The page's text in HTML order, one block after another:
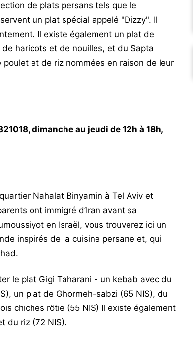
de plats persans tels que le
un plat spécial appelé "Dizzy". Il
Il existe également un plat de
haricots et de nouilles, et du Sapta
et de riz nommées en raison de leur
dimanche au jeudi de 12h à 18h,
Nahalat Binyamin à Tel Aviv et
ont immigré d’Iran avant sa
en Israël, vous trouverez ici un
inspirés de la cuisine persane et, qui
le plat Gigi Taharani - un kebab avec du
un plat de Ghormeh-sabzi (65 NIS), du
chiches rôtie (55 NIS) Il existe également
du riz (72 NIS).